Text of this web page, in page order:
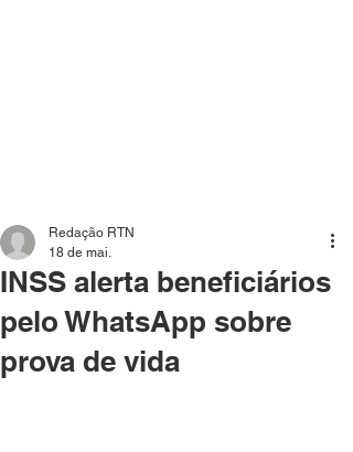
INSS alerta beneficiários
pelo WhatsApp sobre
prova de vida
Redação RTN
18 de mai.